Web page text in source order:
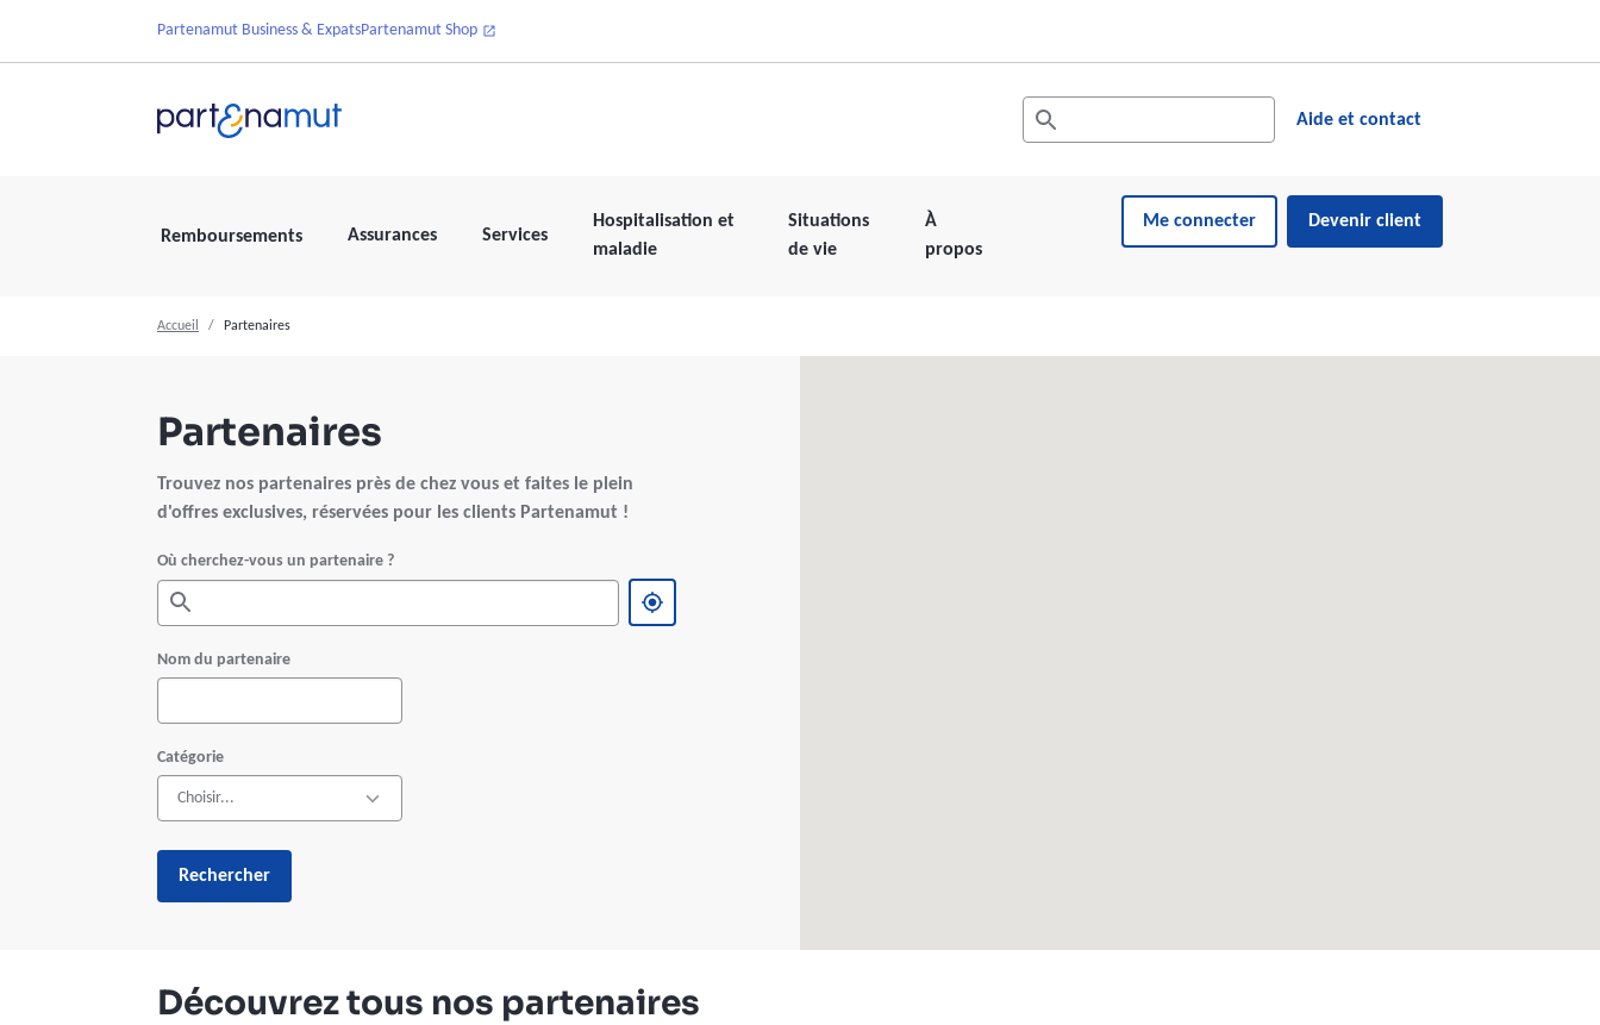
Partenamut Business & ExpatsPartenamut Shop
Rechercher dans le site web
Les résultats suggérés s'affichent dynamiquement sous le champ de
Aide et contact
Remboursements Assurances Services
Hospitalisation et
maladie
Situations
de vie
À
propos
Me connecter Devenir client
Accueil Partenaires
Partenaires
Trouvez nos partenaires près de chez vous et faites le plein
d'offres exclusives, réservées pour les clients Partenamut !
Où cherchez-vous un partenaire ?
Nom du partenaire
Catégorie
Rechercher
Découvrez tous nos partenaires